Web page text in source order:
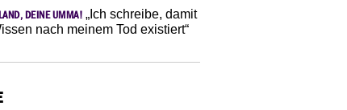
DEINE UMMA! „Ich schreibe, damit
nach meinem Tod existiert“